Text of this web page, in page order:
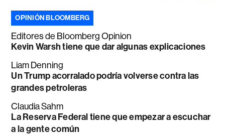
OPINIÓN BLOOMBERG
Editores de Bloomberg Opinion
Kevin Warsh tiene que dar algunas explicaciones
Liam Denning
Un Trump acorralado podría volverse contra las
grandes petroleras
Claudia Sahm
La Reserva Federal tiene que empezar a escuchar
a la gente común